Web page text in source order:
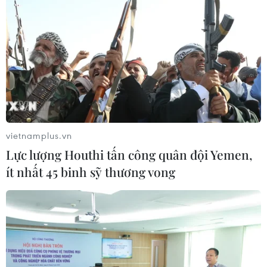
các liệt sỹ
07/08/2026 03:04
Lào Cai khẩn trương tìm kiếm 2
người mất tích do mưa lũ
07/08/2026 03:04
Hà Nội cảnh báo về việc sử dụng tế
bào gốc trong khám chữa bệnh, làm
đẹp
Khẩn trương phân luồng giao thông
sau vụ sạt lở trên tuyến ĐT161 ở Lào
vietnamplus.vn
Lực lượng Houthi tấn công quân đội Yemen,
ít nhất 45 binh sỹ thương vong